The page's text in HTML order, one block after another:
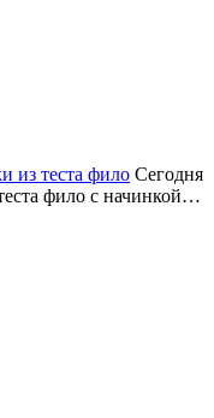
из теста фило Сегодня
фило с начинкой…